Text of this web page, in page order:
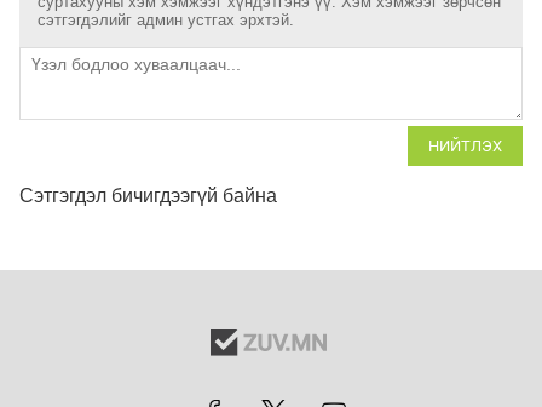
сэтгэгдэлийг админ устгах эрхтэй.
НИЙТЛЭХ
Сэтгэгдэл бичигдээгүй байна